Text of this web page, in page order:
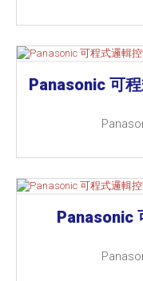
Panasonic 可
Panasonic